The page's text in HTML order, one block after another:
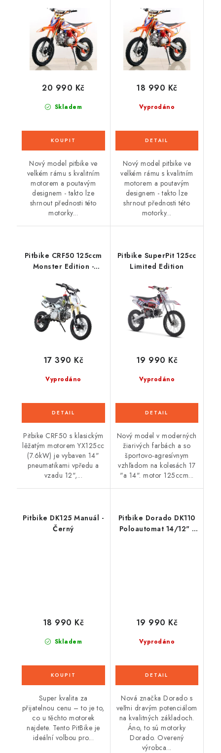
Skladem
20 990 Kč
Nový model pitbike ve
velkém rámu s kvalitním
motorem a poutavým
designem - takto lze
shrnout přednosti této
motorky...
Vyprodáno
18 990 Kč
Nový model pitbike ve
velkém rámu s kvalitním
motorem a poutavým
designem - takto lze
shrnout přednosti této
motorky...
Pitbike CRF50 125ccm
Monster Edition -
Vyprodáno
17 390 Kč
Pitbike CRF50 s klasickým
lěžatým motorem YX125cc
(7.6kW) je vybaven 14"
pneumatikami vpředu a
vzadu 12",...
Pitbike SuperPit 125cc
Limited Edition
Vyprodáno
19 990 Kč
Nový model v moderných
žiarivých farbách a so
športovo-agresívnym
vzhľadom na kolesách 17
"a 14". motor 125ccm...
Pitbike DK125 Manuál -
Černý
Skladem
18 990 Kč
Super kvalita za
přijatelnou cenu – to je to,
co u těchto motorek
najdete. Tento PitBike je
ideální volbou pro...
Pitbike Dorado DK110
Poloautomat 14/12" -
Vyprodáno
19 990 Kč
Nová značka Dorado s
veľmi dravým potenciálom
na kvalitných základoch.
Áno, to sú motorky
Dorado. Overený
výrobca...